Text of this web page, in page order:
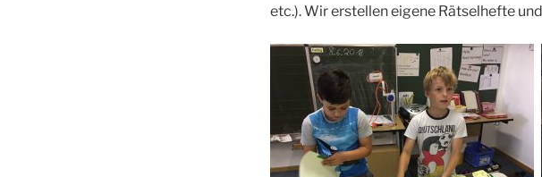
etc.). Wir erstellen eigene Rätselhefte